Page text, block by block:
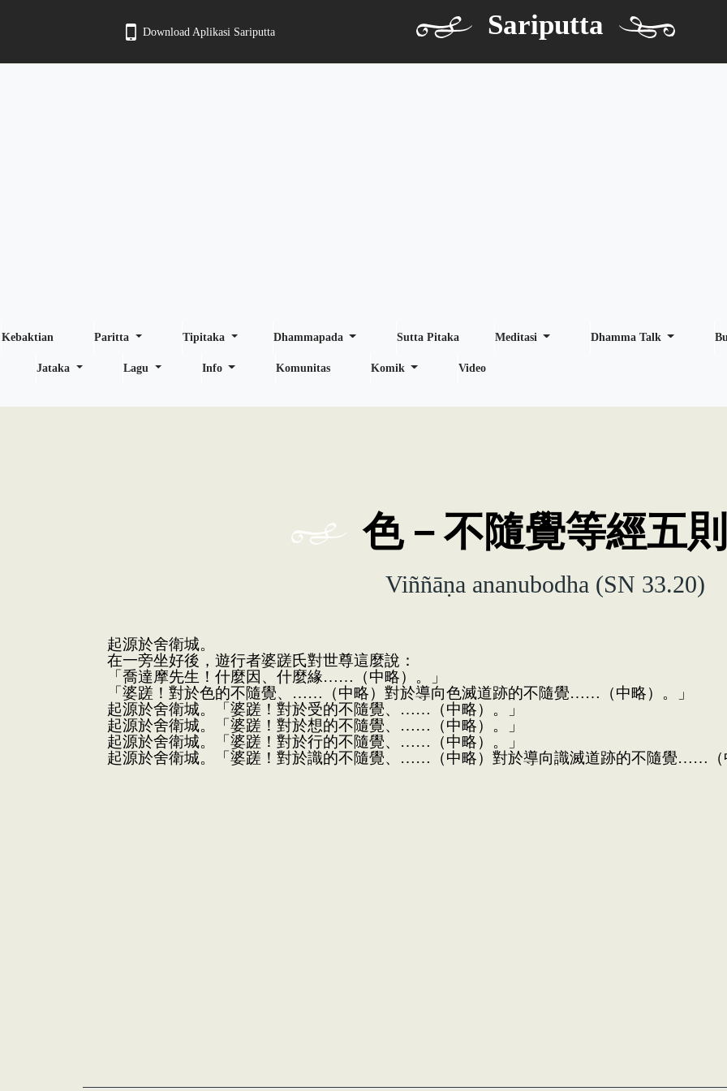
Download Aplikasi Sariputta Sariputta
Kebaktian Paritta Tipitaka Dhammapada Sutta Pitaka Meditasi Dhamma Talk
Jataka Lagu Info Komunitas Komik Video
色－不隨覺等經五則
Viññāṇa ananubodha (SN 33.20)
起源於舍衛城。
在一旁坐好後，遊行者婆蹉氏對世尊這麼說：
「喬達摩先生！什麼因、什麼緣……（中略）。」
「婆蹉！對於色的不隨覺、……（中略）對於導向色滅道跡的不隨覺……（中略）。」
起源於舍衛城。「婆蹉！對於受的不隨覺、……（中略）。」
起源於舍衛城。「婆蹉！對於想的不隨覺、……（中略）。」
起源於舍衛城。「婆蹉！對於行的不隨覺、……（中略）。」
起源於舍衛城。「婆蹉！對於識的不隨覺、……（中略）對於導向識滅道跡的不隨覺……（